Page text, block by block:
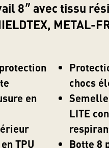
8″ avec tissu
METAL-
en
TPU
chocs
LITE
Botte 8